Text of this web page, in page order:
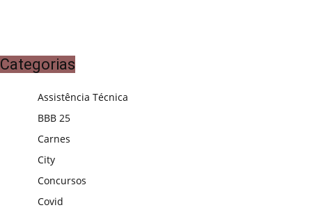
Categorias
Assistência Técnica
BBB 25
Carnes
City
Concursos
Covid